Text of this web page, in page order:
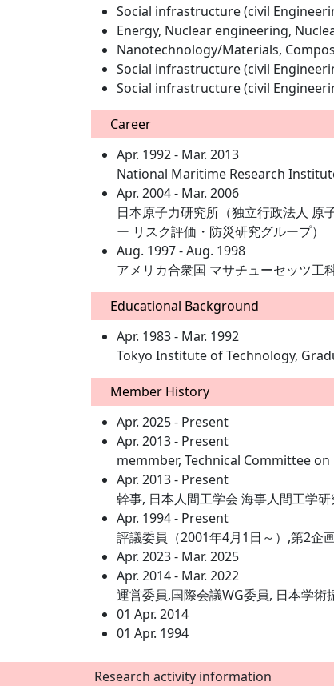
Social infrastructure (civil
Energy, Nuclear engineering,
Nanotechnology/Materials,
Social infrastructure (civil
Social infrastructure (civil
Career
Apr. 1992 - Mar. 2013
National Maritime Research
Apr. 2004 - Mar. 2006
日本原子力研究所（独立行政法人 原
ー リスク評価・防災研究グループ）
Aug. 1997 - Aug. 1998
アメリカ合衆国 マサチューセッツ工
Educational Background
Apr. 1983 - Mar. 1992
Tokyo Institute of Technology,
Member History
Apr. 2025 - Present
Apr. 2013 - Present
memmber, Technical Committee
Apr. 2013 - Present
幹事, 日本人間工学会 海事人間工学研
Apr. 1994 - Present
評議委員（2001年4月1日～）,第2企
Apr. 2023 - Mar. 2025
Apr. 2014 - Mar. 2022
運営委員,国際会議WG委員, 日本学
01 Apr. 2014
01 Apr. 1994
Research activity information